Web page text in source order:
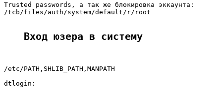
Trusted passwords, а так же блокировка эккаунта:
/tcb/files/auth/system/default/r/root
Вход юзера в систему
/etc/PATH,SHLIB_PATH,MANPATH
dtlogin: